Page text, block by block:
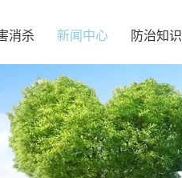
消杀 新闻中心 防治知识